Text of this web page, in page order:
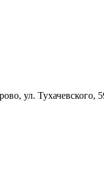
ул. Тухачевского,